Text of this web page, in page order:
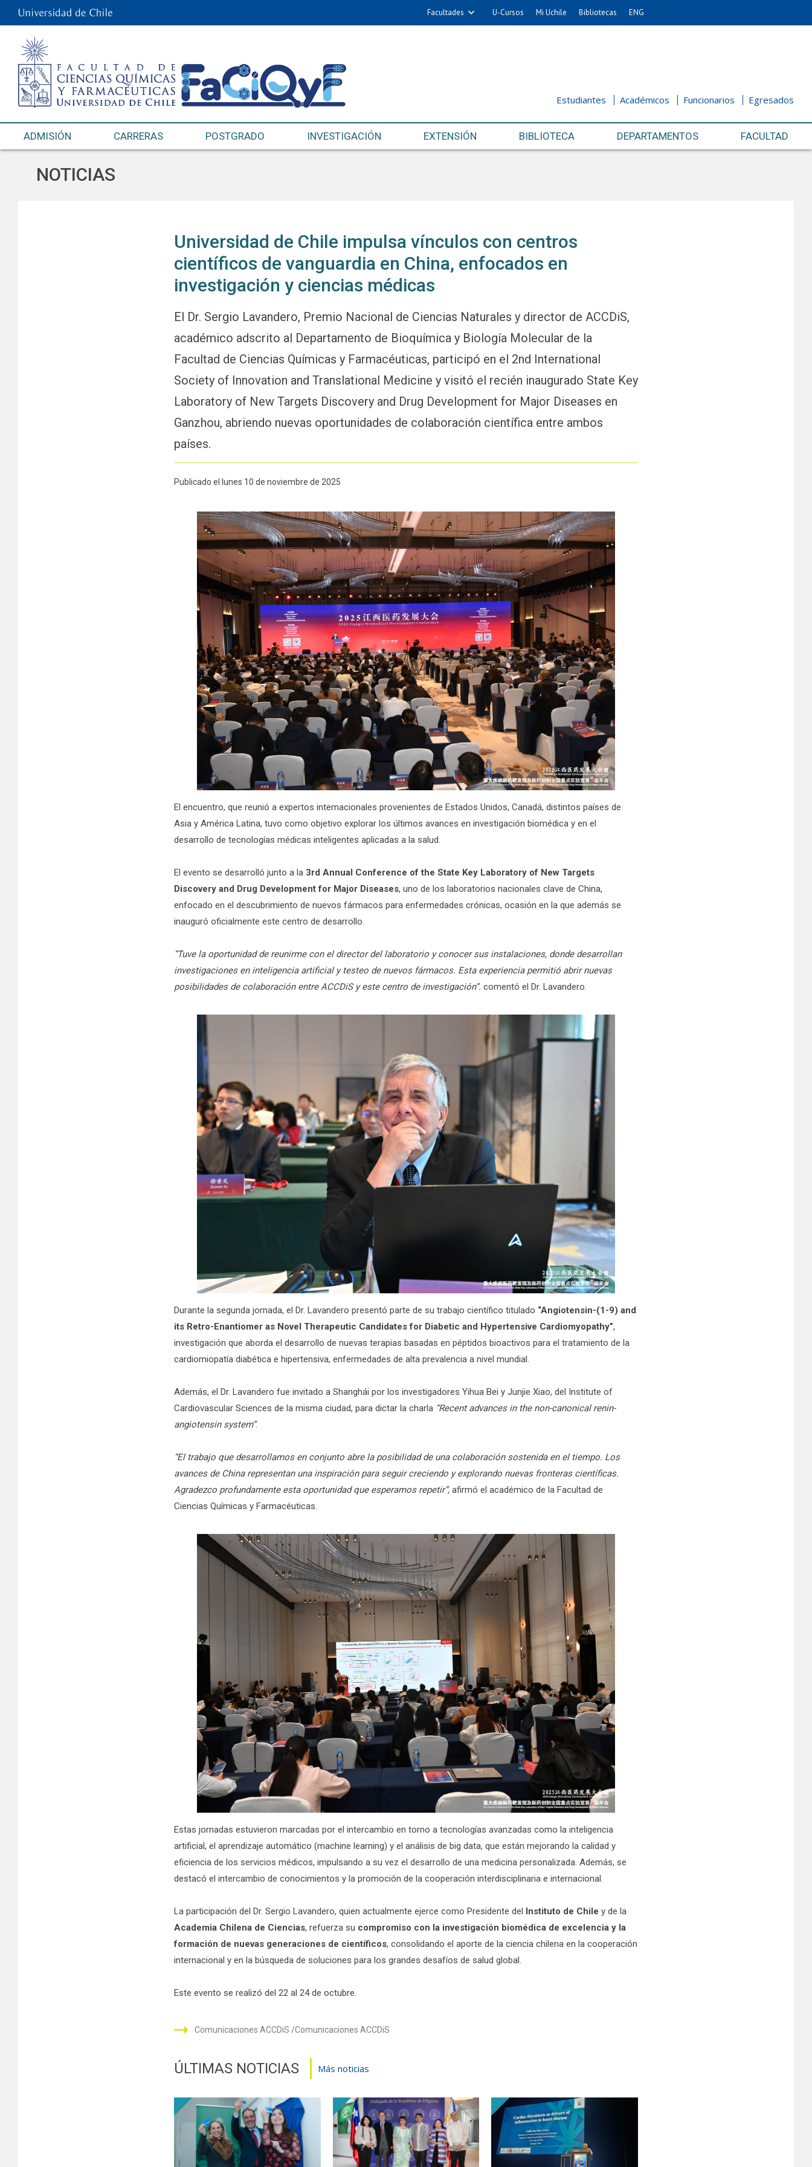
Facultades U-Cursos Mi Uchile Bibliotecas ENG
Estudiantes Académicos Funcionarios Egresados
ADMISIÓN CARRERAS POSTGRADO INVESTIGACIÓN EXTENSIÓN BIBLIOTECA DEPARTAMENTOS FACULTAD
NOTICIAS
Universidad de Chile impulsa vínculos con centros
científicos de vanguardia en China, enfocados en
investigación y ciencias médicas
El Dr. Sergio Lavandero, Premio Nacional de Ciencias Naturales y director de ACCDiS,
académico adscrito al Departamento de Bioquímica y Biología Molecular de la
Facultad de Ciencias Químicas y Farmacéuticas, participó en el 2nd International
Society of Innovation and Translational Medicine y visitó el recién inaugurado State Key
Laboratory of New Targets Discovery and Drug Development for Major Diseases en
Ganzhou, abriendo nuevas oportunidades de colaboración científica entre ambos
países.
Publicado el lunes 10 de noviembre de 2025
El encuentro, que reunió a expertos internacionales provenientes de Estados Unidos, Canadá, distintos países de
Asia y América Latina, tuvo como objetivo explorar los últimos avances en investigación biomédica y en el
desarrollo de tecnologías médicas inteligentes aplicadas a la salud.
El evento se desarrolló junto a la 3rd Annual Conference of the State Key Laboratory of New Targets
Discovery and Drug Development for Major Diseases, uno de los laboratorios nacionales clave de China,
enfocado en el descubrimiento de nuevos fármacos para enfermedades crónicas, ocasión en la que además se
inauguró oficialmente este centro de desarrollo.
“Tuve la oportunidad de reunirme con el director del laboratorio y conocer sus instalaciones, donde desarrollan
investigaciones en inteligencia artificial y testeo de nuevos fármacos. Esta experiencia permitió abrir nuevas
posibilidades de colaboración entre ACCDiS y este centro de investigación”. comentó el Dr. Lavandero.
Durante la segunda jornada, el Dr. Lavandero presentó parte de su trabajo científico titulado “Angiotensin-(1-9) and
its Retro-Enantiomer as Novel Therapeutic Candidates for Diabetic and Hypertensive Cardiomyopathy”,
investigación que aborda el desarrollo de nuevas terapias basadas en péptidos bioactivos para el tratamiento de la
cardiomiopatía diabética e hipertensiva, enfermedades de alta prevalencia a nivel mundial.
Además, el Dr. Lavandero fue invitado a Shanghái por los investigadores Yihua Bei y Junjie Xiao, del Institute of
Cardiovascular Sciences de la misma ciudad, para dictar la charla “Recent advances in the non-canonical renin-
angiotensin system”.
“El trabajo que desarrollamos en conjunto abre la posibilidad de una colaboración sostenida en el tiempo. Los
avances de China representan una inspiración para seguir creciendo y explorando nuevas fronteras científicas.
Agradezco profundamente esta oportunidad que esperamos repetir”, afirmó el académico de la Facultad de
Ciencias Químicas y Farmacéuticas.
Estas jornadas estuvieron marcadas por el intercambio en torno a tecnologías avanzadas como la inteligencia
artificial, el aprendizaje automático (machine learning) y el análisis de big data, que están mejorando la calidad y
eficiencia de los servicios médicos, impulsando a su vez el desarrollo de una medicina personalizada. Además, se
destacó el intercambio de conocimientos y la promoción de la cooperación interdisciplinaria e internacional.
La participación del Dr. Sergio Lavandero, quien actualmente ejerce como Presidente del Instituto de Chile y de la
Academia Chilena de Ciencias, refuerza su compromiso con la investigación biomédica de excelencia y la
formación de nuevas generaciones de científicos, consolidando el aporte de la ciencia chilena en la cooperación
internacional y en la búsqueda de soluciones para los grandes desafíos de salud global.
Este evento se realizó del 22 al 24 de octubre.
Comunicaciones ACCDiS Comunicaciones ACCDiS
ÚLTIMAS NOTICIAS Más noticias